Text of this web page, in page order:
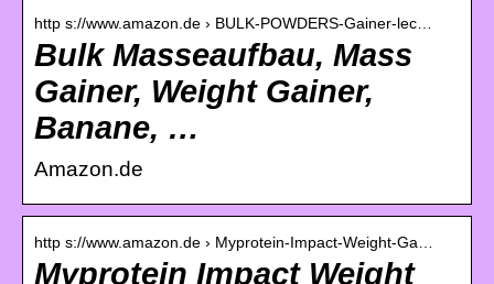
http s://www.amazon.de › BULK-POWDERS-Gainer-lec…
Bulk Masseaufbau, Mass
Gainer, Weight Gainer,
Banane, …
Amazon.de
http s://www.amazon.de › Myprotein-Impact-Weight-Ga…
Myprotein Impact Weight